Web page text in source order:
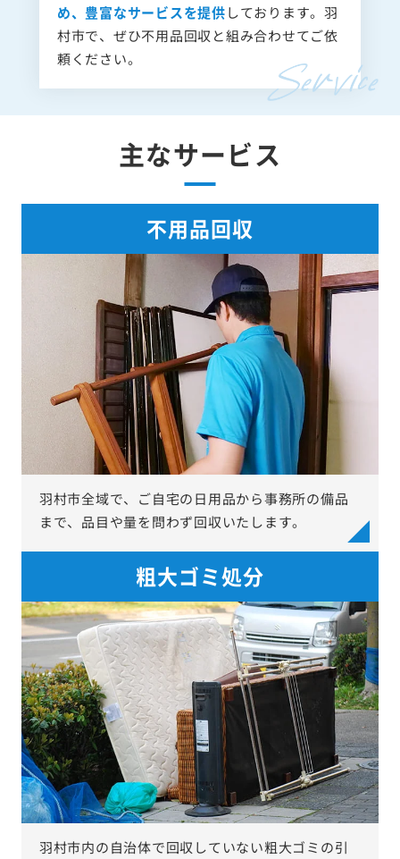
め、豊富なサービスを提供しております。羽
村市で、ぜひ不用品回収と組み合わせてご依
頼ください。
主なサービス
不用品回収
羽村市全域で、ご自宅の日用品から事務所の備品
まで、品目や量を問わず回収いたします。
粗大ゴミ処分
羽村市内の自治体で回収していない粗大ゴミの引